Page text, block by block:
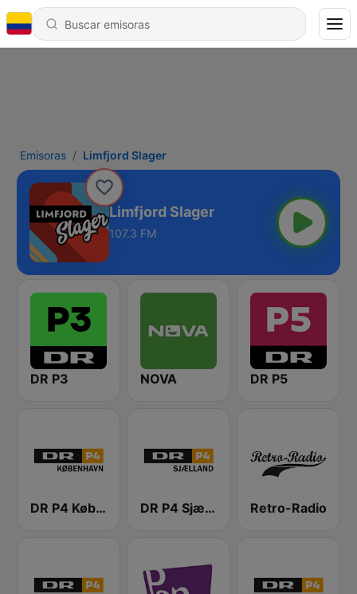
Emisoras Limfjord Slager
Limfjord Slager
107.3 FM
DR P3 NOVA DR P5
DR P4 København DR P4 Sjælland Retro-Radio